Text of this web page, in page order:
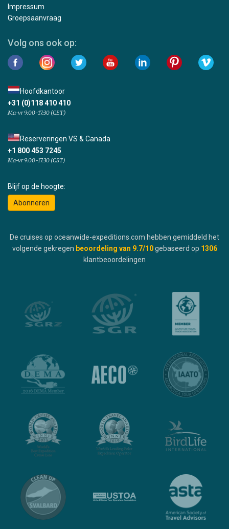
Impressum
Groepsaanvraag
Volg ons ook op:
Hoofdkantoor
+31 (0)118 410 410
Ma-vr 9:00-17:30 (CET)
Reserveringen VS & Canada
+1 800 453 7245
Ma-vr 9:00-17:30 (CST)
Blijf op de hoogte:
Abonneren
De cruises op oceanwide-expeditions.com hebben gemiddeld het
volgende gekregen beoordeling van 9.7/10 gebaseerd op 1306
klantbeoordelingen